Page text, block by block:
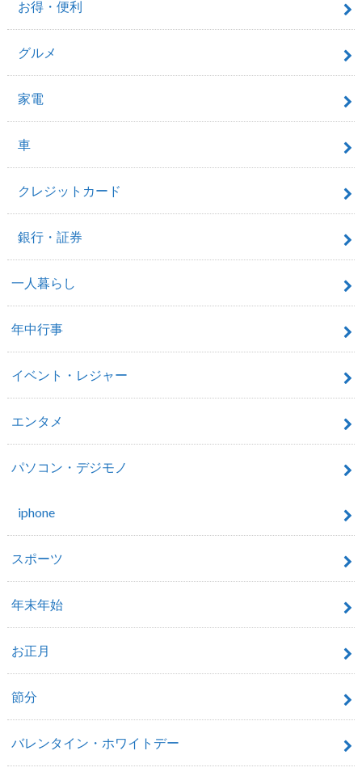
お得・便利
グルメ
家電
車
クレジットカード
銀行・証券
一人暮らし
年中行事
イベント・レジャー
エンタメ
パソコン・デジモノ
iphone
スポーツ
年末年始
お正月
節分
バレンタイン・ホワイトデー